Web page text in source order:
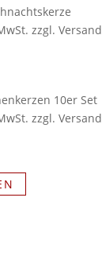
zzgl. Versand
10er Set
zzgl. Versand